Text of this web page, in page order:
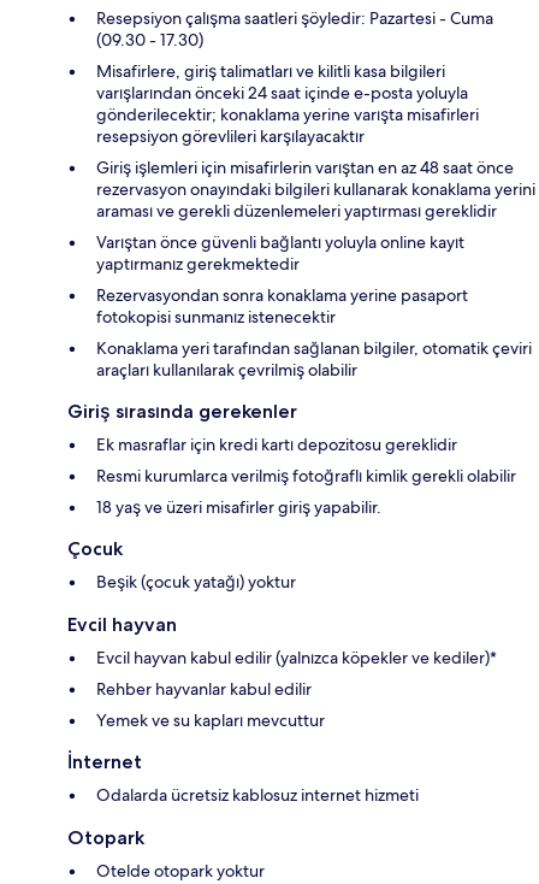
Resepsiyon çalışma saatleri şöyledir: Pazartesi - Cuma
(09.30 - 17.30)
Misafirlere, giriş talimatları ve kilitli kasa bilgileri
varışlarından önceki 24 saat içinde e-posta yoluyla
gönderilecektir; konaklama yerine varışta misafirleri
resepsiyon görevlileri karşılayacaktır
Giriş işlemleri için misafirlerin varıştan en az 48 saat önce
rezervasyon onayındaki bilgileri kullanarak konaklama yerini
araması ve gerekli düzenlemeleri yaptırması gereklidir
Varıştan önce güvenli bağlantı yoluyla online kayıt
yaptırmanız gerekmektedir
Rezervasyondan sonra konaklama yerine pasaport
fotokopisi sunmanız istenecektir
Konaklama yeri tarafından sağlanan bilgiler, otomatik çeviri
araçları kullanılarak çevrilmiş olabilir
Giriş sırasında gerekenler
Ek masraflar için kredi kartı depozitosu gereklidir
Resmi kurumlarca verilmiş fotoğraflı kimlik gerekli olabilir
18 yaş ve üzeri misafirler giriş yapabilir.
Çocuk
Beşik (çocuk yatağı) yoktur
Evcil hayvan
Evcil hayvan kabul edilir (yalnızca köpekler ve kediler)*
Rehber hayvanlar kabul edilir
Yemek ve su kapları mevcuttur
İnternet
Odalarda ücretsiz kablosuz internet hizmeti
Otopark
Otelde otopark yoktur